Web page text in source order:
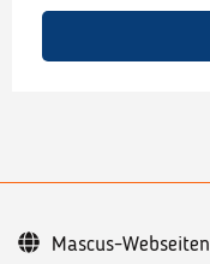
Mascus-Webseiten